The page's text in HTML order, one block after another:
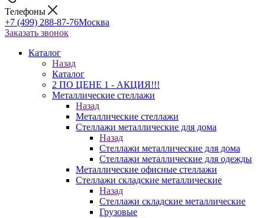
Телефоны
+7 (499) 288-87-76Москва
Заказать звонок
Каталог
Назад
Каталог
2 ПО ЦЕНЕ 1 - АКЦИЯ!!!
Металлические стеллажи
Назад
Металлические стеллажи
Стеллажи металлические для дома
Назад
Стеллажи металлические для дома
Стеллажи металлические для одежды
Металлические офисные стеллажи
Стеллажи складские металлические
Назад
Стеллажи складские металлические
Грузовые